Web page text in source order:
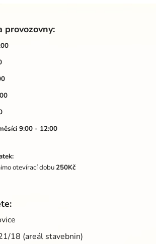
provozovny:
9:00 - 12:00
otevírací dobu250Kč
18 (areál stavebnin)